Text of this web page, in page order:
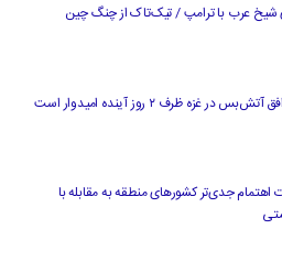
دلاری شیخ عرب با ترامپ / تیک‌تاک از چنگ چین
غزه ظرف ۲ روز آینده امیدوار است
اهتمام جدی‌تر کشورهای منطقه به مقابله با